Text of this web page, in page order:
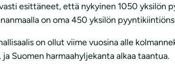
esittäneet, että nykyinen 1050 yksilön
on oma 450 yksilön
on ollut viime vuosina alle
Suomen harmaahyljekanta alkaa taantua.